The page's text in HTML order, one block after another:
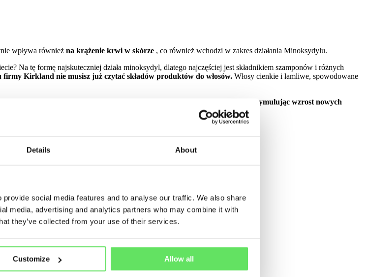
Details About
social media features and to analyse our traffic. We also share
media, advertising and analytics partners who may combine it with
they’ve collected from your use of their services.
Customize Allow all
wpływa również na krążenie krwi w skórze , co również wchodzi w zakres działania Minoksydylu.
Na tę formę najskuteczniej działa minoksydyl, dlatego najczęściej jest składnikiem szamponów i różnych
Kirkland nie musisz już czytać składów produktów do włosów. Włosy cienkie i łamliwe, spowodowane
naczynia krwionośne, zaopatrując w ten sposób mieszki włosowe w krew i
stymulując wzrost nowych